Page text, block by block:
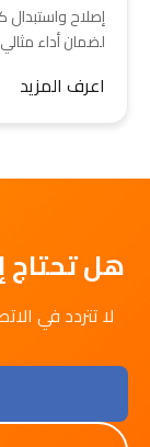
إصلاح واستبدال
لضمان أداء
اعرف المزيد
هل تحتاج
لا تتردد في